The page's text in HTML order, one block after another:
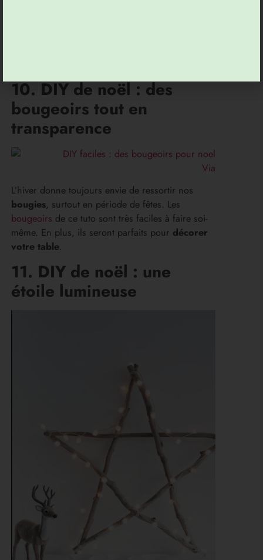
10. DIY de noël : des
bougeoirs tout en
transparence
Via
L’hiver donne toujours envie de ressortir nos
bougies, surtout en période de fêtes. Les
bougeoirs de ce tuto sont très faciles à faire soi-
même. En plus, ils seront parfaits pour décorer
votre table.
11. DIY de noël : une
étoile lumineuse